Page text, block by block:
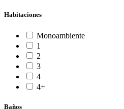
Habitaciones
Monoambiente
1
2
3
4
4+
Baños